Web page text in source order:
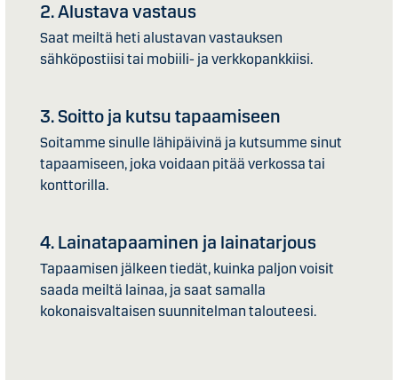
2. Alustava vastaus
Saat meiltä heti alustavan vastauksen
sähköpostiisi tai mobiili- ja verkkopankkiisi.
3. Soitto ja kutsu tapaamiseen
Soitamme sinulle lähipäivinä ja kutsumme sinut
tapaamiseen, joka voidaan pitää verkossa tai
konttorilla.
4. Lainatapaaminen ja lainatarjous
Tapaamisen jälkeen tiedät, kuinka paljon voisit
saada meiltä lainaa, ja saat samalla
kokonaisvaltaisen suunnitelman talouteesi.